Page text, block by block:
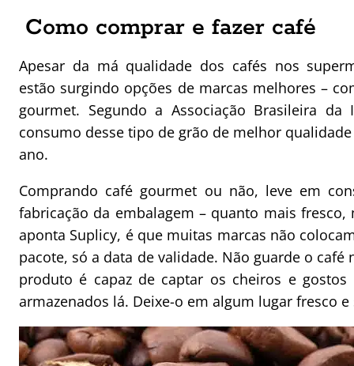
Como comprar e fazer café
Apesar da má qualidade dos cafés nos
estão surgindo opções de marcas melhores –
gourmet. Segundo a Associação Brasileira
consumo desse tipo de grão de melhor
ano.
Comprando café gourmet ou não, leve em
fabricação da embalagem – quanto mais
aponta Suplicy, é que muitas marcas não
pacote, só a data de validade. Não guarde o café
produto é capaz de captar os cheiros e
armazenados lá. Deixe-o em algum lugar fresco e